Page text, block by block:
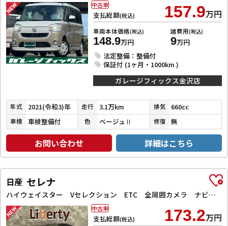
支払総額(税込) 157.9万円
車両本体価格(税込)
148.9万円
諸費用(税込)
9万円
法定整備：整備付
保証付 (1ヶ月・1000km )
中古車
ガレージフィックス金沢店
年式 2021(令和3)年 走行 3.1万km 排気 660cc
車検 車検整備付 色 ベージュⅡ 修復 無
お問い合わせ 詳細はこちら
日産 セレナ
ハイウェイスター Vセレクション ETC 全周囲カメラ ナビ TV クリアランスソナー オートクルーズコントロール パークアシスト 衝突被害軽減システム 両側電動スライドドア オートライト LEDヘッドランプ スマートキー
支払総額(税込) 173.2万円
中古車